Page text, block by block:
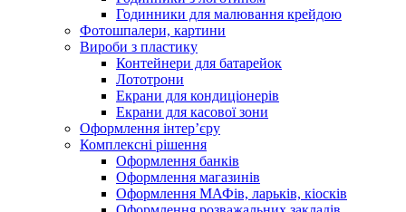
Годинники для малювання крейдою
Фотошпалери, картини
Вироби з пластику
Контейнери для батарейок
Лототрони
Екрани для кондиціонерів
Екрани для касової зони
Оформлення інтер’єру
Комплексні рішення
Оформлення банків
Оформлення магазинів
Оформлення МАФів, ларьків, кіосків